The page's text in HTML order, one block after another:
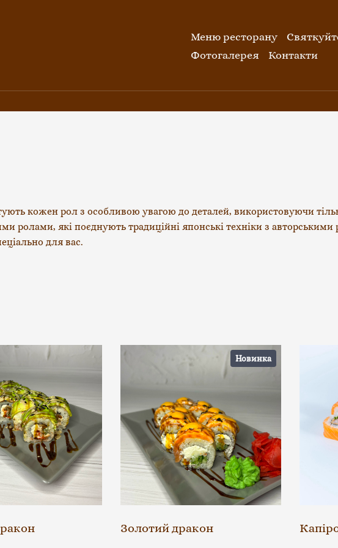
Меню ресторану
Фотогалерея
Контакти
кожен рол з особливою увагою до деталей, використовуючи
які поєднують традиційні японські техніки з авторськими
для вас.
Новинка
Золотий дракон